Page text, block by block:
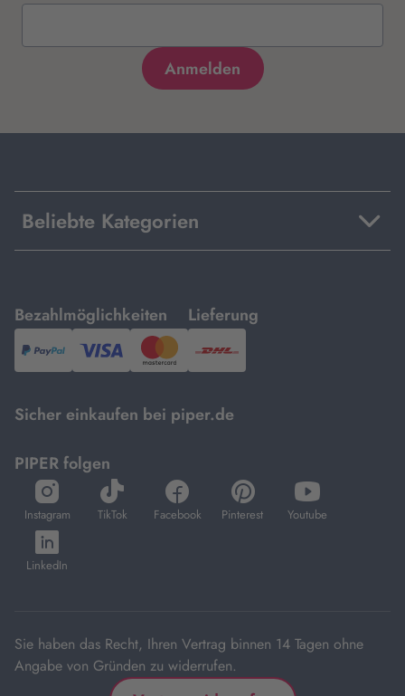
Beliebte Kategorien
Bezahlmöglichkeiten
mit
PayPal,Visa
und
Lieferung
mit
DHL.
Sicher einkaufen bei piper.de
PIPER folgen
Instagram
öffnet
in
neuem
Tab
TikTok
öffnet
in
Facebook
öffnet
in
Pinterest
öffnet
in
Youtube
öffnet
in
LinkedIn
öffnet
in
Sie haben das Recht, Ihren Vertrag binnen 14 Tagen ohne
Angabe von Gründen zu widerrufen.